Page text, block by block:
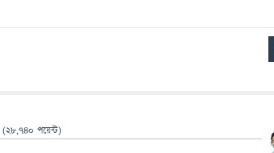
(28,740 পয়েন্ট)